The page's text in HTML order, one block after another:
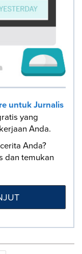
untuk Jurnalis
yang
Anda.
Anda?
dan temukan